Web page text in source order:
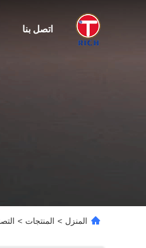
اتصل بنا
المنزل > المنتجات >